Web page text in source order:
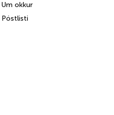
Um okkur
Póstlisti